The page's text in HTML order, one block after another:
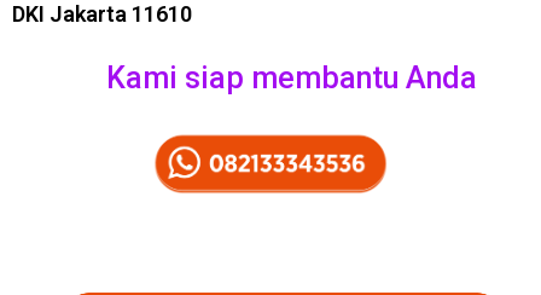
DKI Jakarta 11610
Kami siap membantu Anda